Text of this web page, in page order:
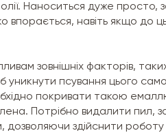
Наноситься дуже
навіть якщо до
зовнішніх факторів,
псування цього
покривати такою
Потрібно видалити пил,
дозволяючи здійснити